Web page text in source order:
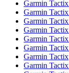
Garmin
Garmin
Garmin
Garmin
Garmin
Garmin
Garmin Tactix
Garmin